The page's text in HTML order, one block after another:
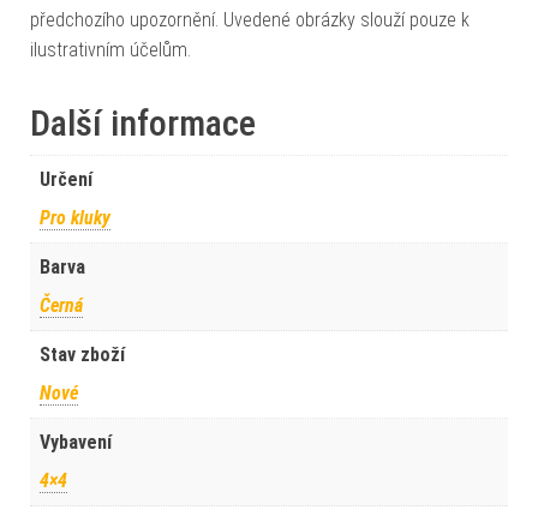
předchozího upozornění. Uvedené obrázky slouží pouze k
ilustrativním účelům.
Další informace
Určení
Pro kluky
Barva
Černá
Stav zboží
Nové
Vybavení
4×4